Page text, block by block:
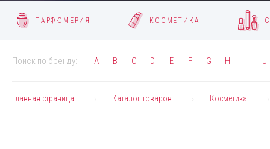
ПАРФЮМЕРИЯ КОСМЕТИКА
Поиск по бренду: A B C D E F G H I J
Главная страница Каталог товаров Косметика